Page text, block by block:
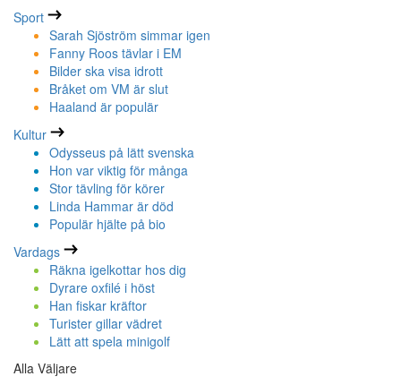
Sport
Sarah Sjöström simmar igen
Fanny Roos tävlar i EM
Bilder ska visa idrott
Bråket om VM är slut
Haaland är populär
Kultur
Odysseus på lätt svenska
Hon var viktig för många
Stor tävling för körer
Linda Hammar är död
Populär hjälte på bio
Vardags
Räkna igelkottar hos dig
Dyrare oxfilé i höst
Han fiskar kräftor
Turister gillar vädret
Lätt att spela minigolf
Alla Väljare